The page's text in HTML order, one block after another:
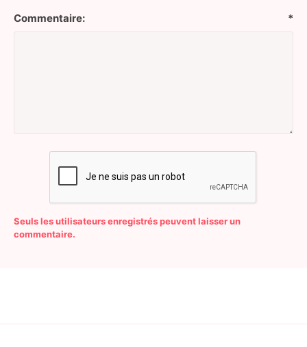
Commentaire: *
Seuls les utilisateurs enregistrés peuvent laisser un
commentaire.